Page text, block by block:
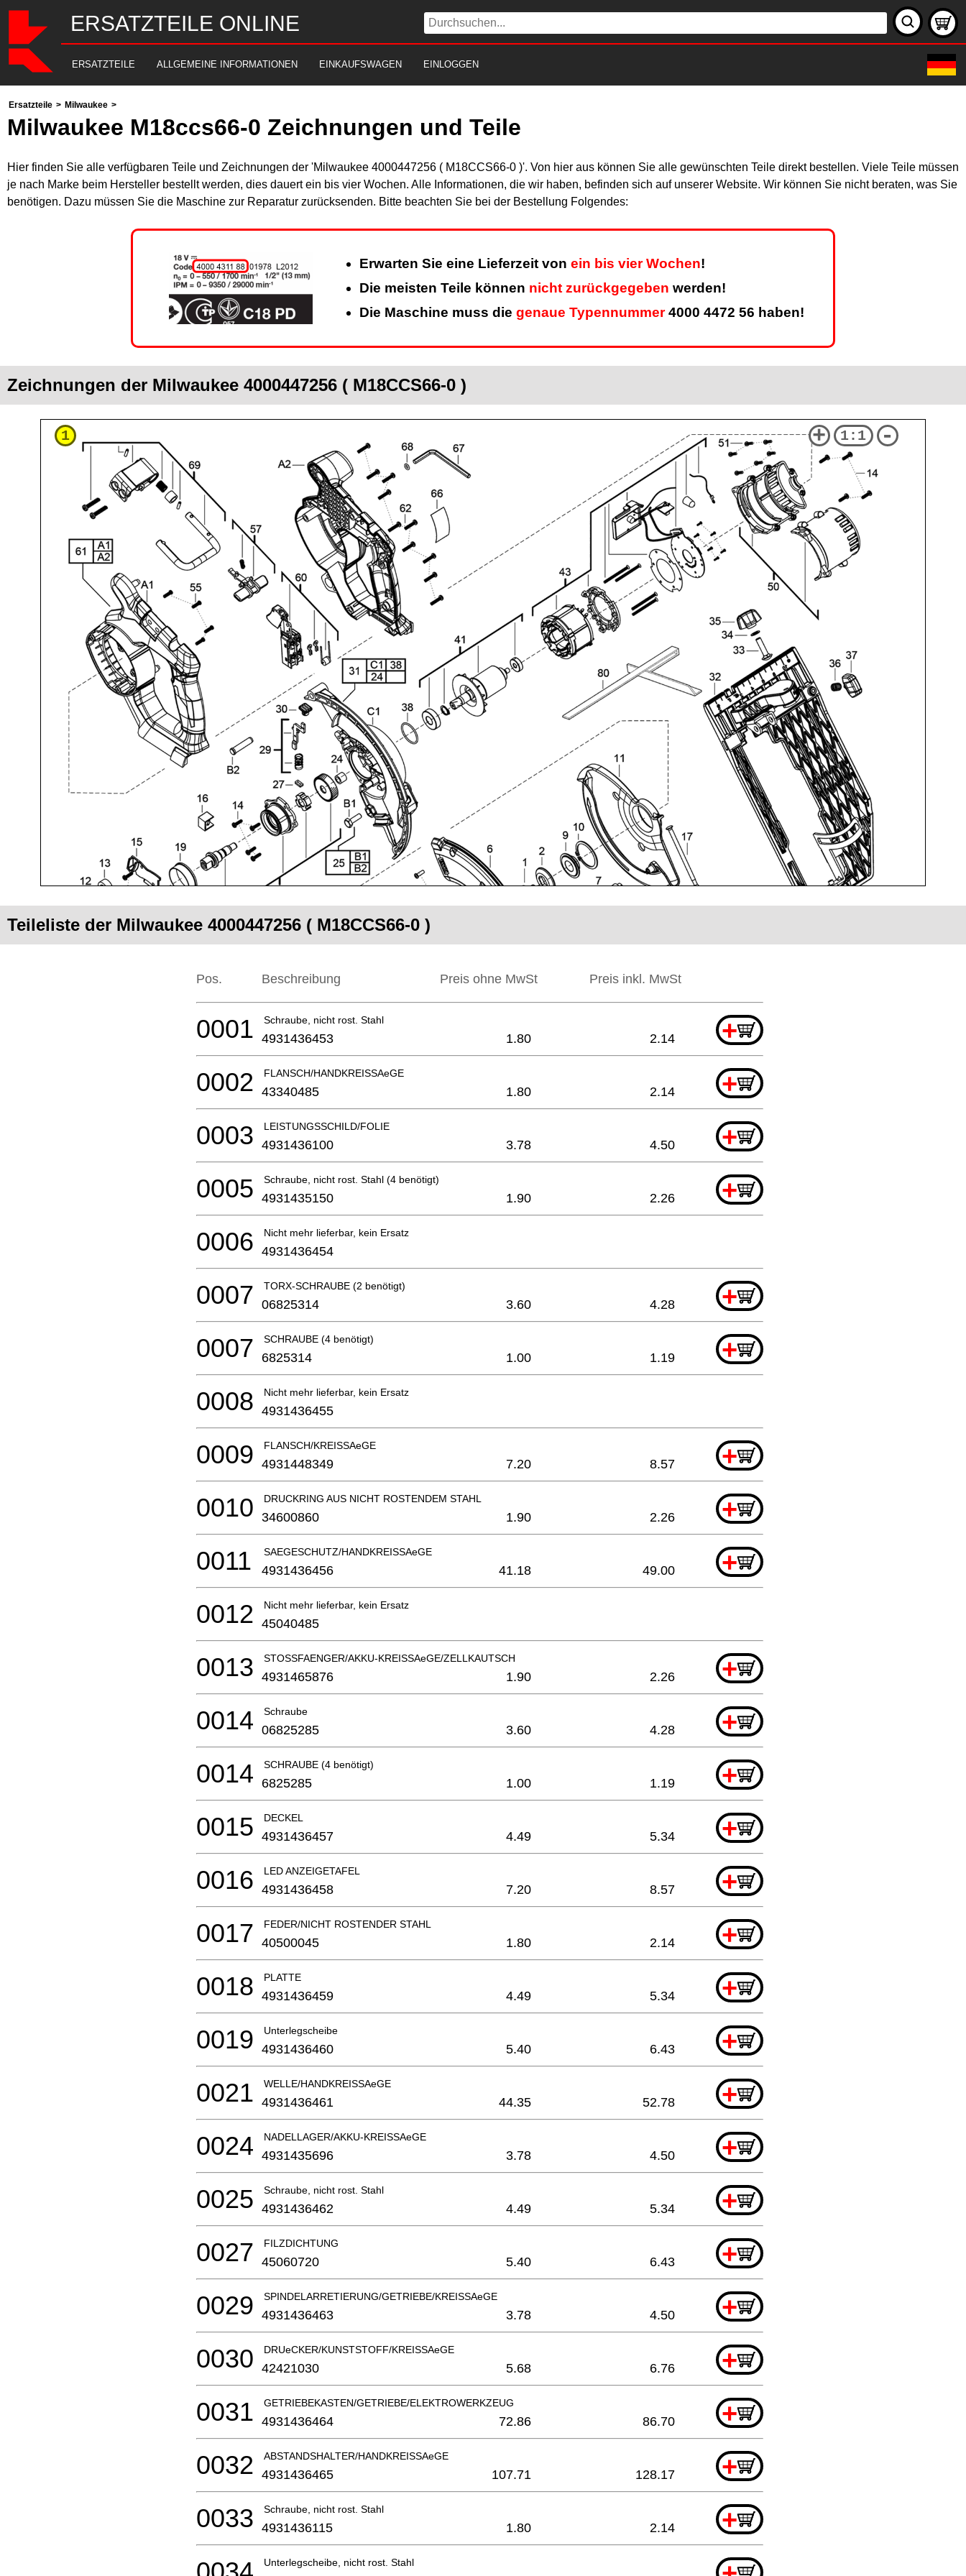
ERSATZTEILE ONLINE
ERSATZTEILE ALLGEMEINE INFORMATIONEN EINKAUFSWAGEN EINLOGGEN
Ersatzteile > Milwaukee >
Milwaukee M18ccs66-0 Zeichnungen und Teile
Hier finden Sie alle verfügbaren Teile und Zeichnungen der 'Milwaukee 4000447256 ( M18CCS66-0 )'. Von hier aus können Sie alle gewünschten Teile direkt bestellen. Viele Teile müssen
je nach Marke beim Hersteller bestellt werden, dies dauert ein bis vier Wochen. Alle Informationen, die wir haben, befinden sich auf unserer Website. Wir können Sie nicht beraten, was Sie
benötigen. Dazu müssen Sie die Maschine zur Reparatur zurücksenden. Bitte beachten Sie bei der Bestellung Folgendes:
Erwarten Sie eine Lieferzeit von ein bis vier Wochen!
Die meisten Teile können nicht zurückgegeben werden!
Die Maschine muss die genaue Typennummer4000 4472 56 haben!
Zeichnungen der Milwaukee 4000447256 ( M18CCS66-0 )
1 + 1:1 -
Teileliste der Milwaukee 4000447256 ( M18CCS66-0 )
Pos. Beschreibung Preis ohne MwSt Preis inkl. MwSt
Schraube, nicht rost. Stahl +
0001 4931436453 1.80 2.14
FLANSCH/HANDKREISSAeGE +
0002 43340485 1.80 2.14
LEISTUNGSSCHILD/FOLIE +
0003 4931436100 3.78 4.50
Schraube, nicht rost. Stahl (4 benötigt) +
0005 4931435150 1.90 2.26
Nicht mehr lieferbar, kein Ersatz
0006 4931436454
TORX-SCHRAUBE (2 benötigt) +
0007 06825314 3.60 4.28
SCHRAUBE (4 benötigt) +
0007 6825314 1.00 1.19
Nicht mehr lieferbar, kein Ersatz
0008 4931436455
FLANSCH/KREISSAeGE +
0009 4931448349 7.20 8.57
DRUCKRING AUS NICHT ROSTENDEM STAHL +
0010 34600860 1.90 2.26
SAEGESCHUTZ/HANDKREISSAeGE +
0011 4931436456 41.18 49.00
Nicht mehr lieferbar, kein Ersatz
0012 45040485
STOSSFAENGER/AKKU-KREISSAeGE/ZELLKAUTSCH +
0013 4931465876 1.90 2.26
Schraube +
0014 06825285 3.60 4.28
SCHRAUBE (4 benötigt) +
0014 6825285 1.00 1.19
DECKEL +
0015 4931436457 4.49 5.34
LED ANZEIGETAFEL +
0016 4931436458 7.20 8.57
FEDER/NICHT ROSTENDER STAHL +
0017 40500045 1.80 2.14
PLATTE +
0018 4931436459 4.49 5.34
Unterlegscheibe +
0019 4931436460 5.40 6.43
WELLE/HANDKREISSAeGE +
0021 4931436461 44.35 52.78
NADELLAGER/AKKU-KREISSAeGE +
0024 4931435696 3.78 4.50
Schraube, nicht rost. Stahl +
0025 4931436462 4.49 5.34
FILZDICHTUNG +
0027 45060720 5.40 6.43
SPINDELARRETIERUNG/GETRIEBE/KREISSAeGE +
0029 4931436463 3.78 4.50
DRUeCKER/KUNSTSTOFF/KREISSAeGE +
0030 42421030 5.68 6.76
GETRIEBEKASTEN/GETRIEBE/ELEKTROWERKZEUG +
0031 4931436464 72.86 86.70
ABSTANDSHALTER/HANDKREISSAeGE +
0032 4931436465 107.71 128.17
Schraube, nicht rost. Stahl +
0033 4931436115 1.80 2.14
Unterlegscheibe, nicht rost. Stahl